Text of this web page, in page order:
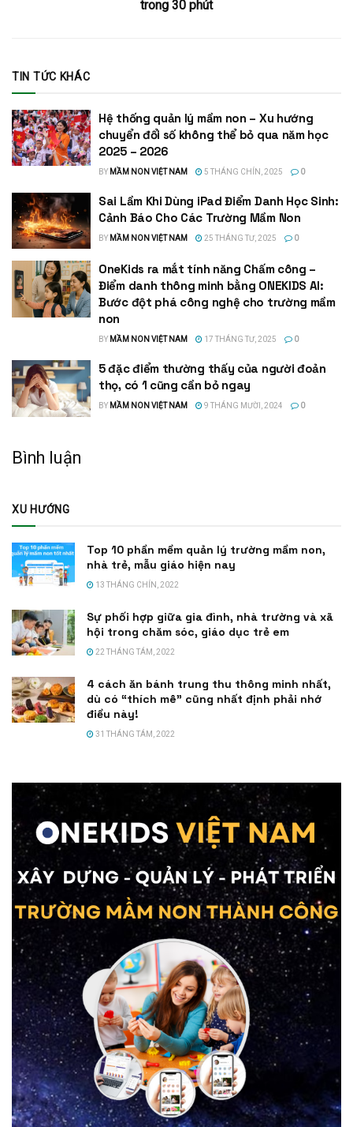
trong 30 phút
TIN TỨC KHÁC
Hệ thống quản lý mầm non – Xu hướng
chuyển đổi số không thể bỏ qua năm học
2025 – 2026
BY MẦM NON VIỆT NAM 5 THÁNG CHÍN, 2025 0
Sai Lầm Khi Dùng iPad Điểm Danh Học Sinh:
Cảnh Báo Cho Các Trường Mầm Non
BY MẦM NON VIỆT NAM 25 THÁNG TƯ, 2025 0
OneKids ra mắt tính năng Chấm công –
Điểm danh thông minh bằng ONEKIDS AI:
Bước đột phá công nghệ cho trường mầm
non
BY MẦM NON VIỆT NAM 17 THÁNG TƯ, 2025 0
5 đặc điểm thường thấy của người đoản
thọ, có 1 cũng cần bỏ ngay
BY MẦM NON VIỆT NAM 9 THÁNG MƯỜI, 2024 0
Bình luận
XU HƯỚNG
Top 10 phần mềm quản lý trường mầm non,
nhà trẻ, mẫu giáo hiện nay
13 THÁNG CHÍN, 2022
Sự phối hợp giữa gia đình, nhà trường và xã
hội trong chăm sóc, giáo dục trẻ em
22 THÁNG TÁM, 2022
4 cách ăn bánh trung thu thông minh nhất,
dù có “thích mê” cũng nhất định phải nhớ
điều này!
31 THÁNG TÁM, 2022